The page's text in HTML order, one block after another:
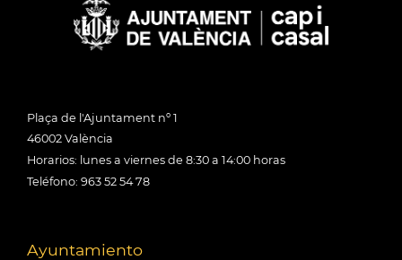
Plaça de l'Ajuntament nº 1
46002 València
Horarios: lunes a viernes de 8:30 a 14:00 horas
Teléfono: 963 52 54 78
Ayuntamiento